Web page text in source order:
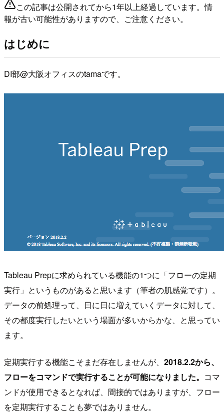
この記事は公開されてから1年以上経過しています。情
報が古い可能性がありますので、ご注意ください。
はじめに
DI部@大阪オフィスのtamaです。
Tableau Prepに求められている機能の1つに「フローの定期
実行」というものがあると思います（筆者の肌感覚です）。
データの前処理って、日に日に増えていくデータに対して、
その都度実行したいという場面が多いからかな、と思ってい
ます。
定期実行する機能こそまだ存在しませんが、 2018.2.2から、
フローをコマンドで実行することが可能になりました。 コマ
ンドが使用できるとなれば、間接的ではありますが、フロー
を定期実行することも夢ではありません。